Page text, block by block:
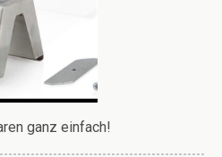
ganz einfach!